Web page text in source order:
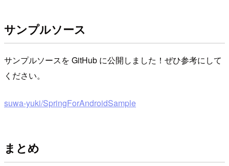
サンプルソース
サンプルソースを GitHub に公開しました！ぜひ参考にして
ください。
suwa-yuki/SpringForAndroidSample
まとめ